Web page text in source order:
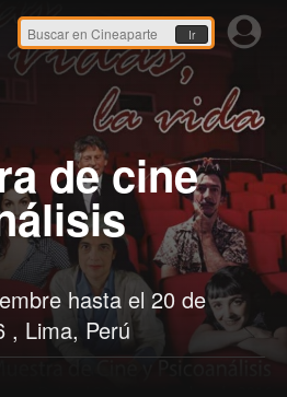
Ir
de cine
hasta el 20 de
, Lima, Perú